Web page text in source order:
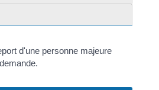
d'une personne majeure